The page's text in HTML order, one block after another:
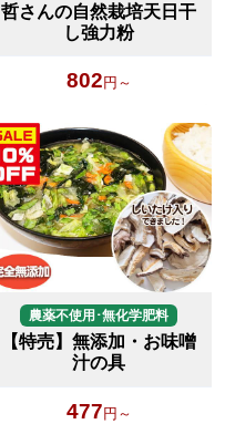
哲さんの自然栽培天日干
し強力粉
802 円～
農薬不使用･無化学肥料
【特売】無添加・お味噌
汁の具
477円～